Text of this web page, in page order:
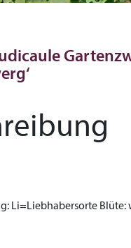
Li=Liebhabersorte Blüte: